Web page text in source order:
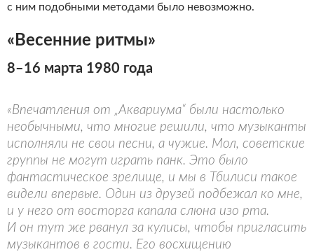
с ним подобными методами было невозможно.
«Весенние ритмы»
8–16 марта 1980 года
«Впечатления от „Аквариума“ были настолько
необычными, что многие решили, что музыканты
исполняли не свои песни, а чужие. Мол, советские
группы не могут играть панк. Это было
фантастическое зрелище, и мы в Тбилиси такое
видели впервые. Один из друзей подбежал ко мне,
и у него от восторга капала слюна изо рта.
И он тут же рванул за кулисы, чтобы пригласить
музыкантов в гости. Его восхищению